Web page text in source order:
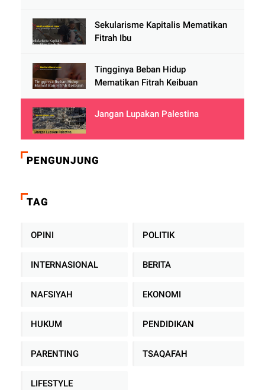
Sekularisme Kapitalis Mematikan
Fitrah Ibu
Tingginya Beban Hidup
Mematikan Fitrah Keibuan
Jangan Lupakan Palestina
PENGUNJUNG
TAG
OPINI POLITIK
INTERNASIONAL BERITA
NAFSIYAH EKONOMI
HUKUM PENDIDIKAN
PARENTING TSAQAFAH
LIFESTYLE